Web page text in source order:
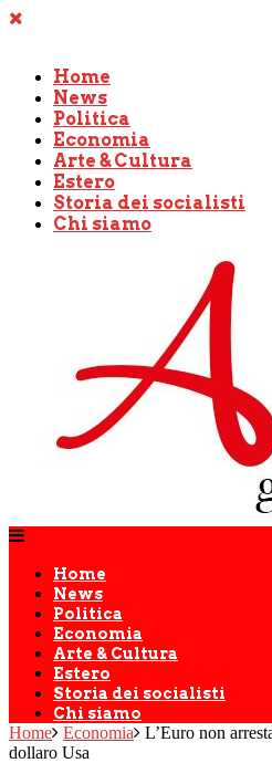
Home
News
Politica
Economia
Arte & Cultura
Estero
Storia dei socialisti
Chi siamo
Home
News
Politica
Economia
Arte & Cultura
Estero
Storia dei socialisti
Chi siamo
Home Economia
L’Euro non
dollaro Usa